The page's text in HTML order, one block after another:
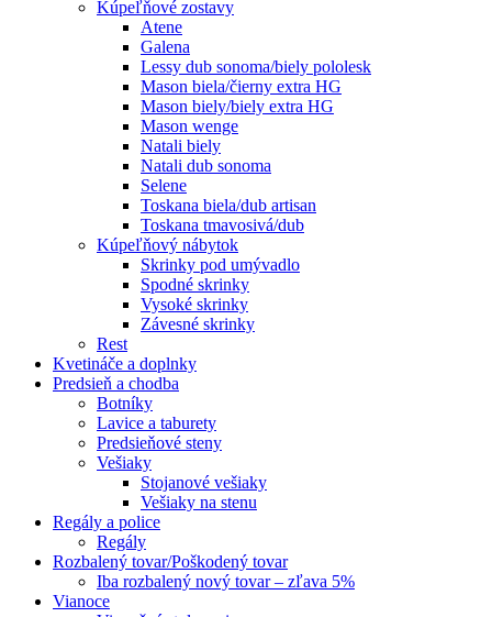
Kúpeľňové zostavy
Atene
Galena
Lessy dub sonoma/biely pololesk
Mason biela/čierny extra HG
Mason biely/biely extra HG
Mason wenge
Natali biely
Natali dub sonoma
Selene
Toskana biela/dub artisan
Toskana tmavosivá/dub
Kúpeľňový nábytok
Skrinky pod umývadlo
Spodné skrinky
Vysoké skrinky
Závesné skrinky
Rest
Kvetináče a doplnky
Predsieň a chodba
Botníky
Lavice a taburety
Predsieňové steny
Vešiaky
Stojanové vešiaky
Vešiaky na stenu
Regály a police
Regály
Rozbalený tovar/Poškodený tovar
Iba rozbalený nový tovar – zľava 5%
Vianoce